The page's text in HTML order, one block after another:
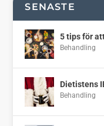
SENASTE
5 tips för
Behandling
Dietistens
Behandling